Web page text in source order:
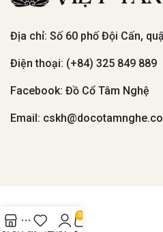
Địa chỉ: Số 60 phố Đội Cấn,
Điện thoại: (+84) 325 849 889
Facebook: Đồ Cổ Tâm Nghệ
Email:
0